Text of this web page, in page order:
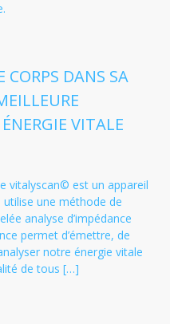
DANS SA
VITALE
vitalyscan© est un appareil
une méthode de
analyse d’impédance
permet d’émettre, de
notre énergie vitale
de tous […]